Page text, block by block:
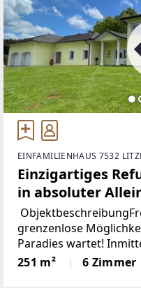
EINFAMILIENHAUS 7532
Einzigartiges
in absoluter
Litzelsdorf
grenzenlose
Paradies wartet!
Hügellandschaft, weit
und doch auf
251 m² 6 Zimmer